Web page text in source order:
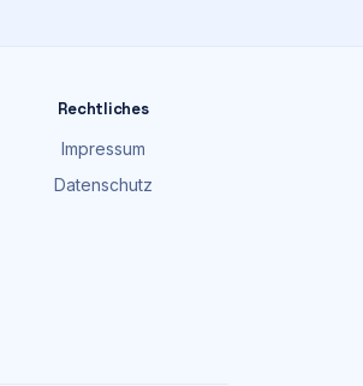
Rechtliches
Impressum
Datenschutz